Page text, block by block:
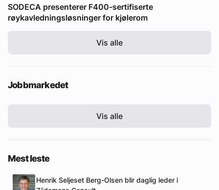
SODECA presenterer F400-sertifiserte
røykavledningsløsninger for kjølerom
Vis alle
Jobbmarkedet
Vis alle
Mest leste
Henrik Seljeset Berg-Olsen blir daglig leder i